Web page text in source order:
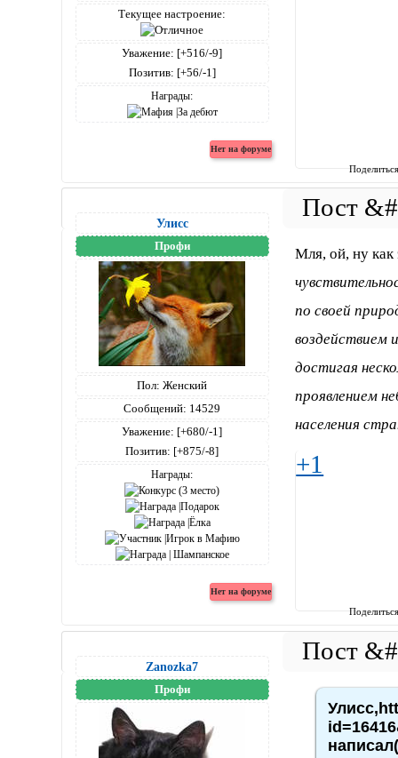
Текущее настроение:
Уважение: [+516/-9]
Позитив: [+56/-1]
Награды:
Улисс
Профи
Пол: Женский
Сообщений: 14529
Уважение: [+680/-1]
Позитив: [+875/-8]
Награды:
Мля, ой, ну как
по своей
достигая
проявлением
населения
+1
Zanozka7
Профи